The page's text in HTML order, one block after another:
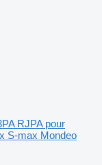
RJPA pour
S-max Mondeo